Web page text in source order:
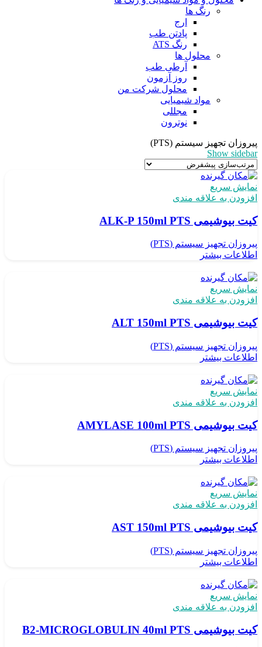
رنگ ها
ارج
پادتن طب
رنگ ATS
محلول ها
آرطی طب
روز آزمون
محلول شرکت من
مواد شیمیایی
مجللی
نوترون
پیروزان تجهیز سیستم (PTS)
Show sidebar
نمایش سریع
افزودن به علاقه مندی
کیت بیوشیمی ALK-P 150ml PTS
پیروزان تجهیز سیستم (PTS)
اطلاعات بیشتر
نمایش سریع
افزودن به علاقه مندی
کیت بیوشیمی ALT 150ml PTS
پیروزان تجهیز سیستم (PTS)
اطلاعات بیشتر
نمایش سریع
افزودن به علاقه مندی
کیت بیوشیمی AMYLASE 100ml PTS
پیروزان تجهیز سیستم (PTS)
اطلاعات بیشتر
نمایش سریع
افزودن به علاقه مندی
کیت بیوشیمی AST 150ml PTS
پیروزان تجهیز سیستم (PTS)
اطلاعات بیشتر
نمایش سریع
افزودن به علاقه مندی
کیت بیوشیمی B2-MICROGLOBULIN 40ml PTS